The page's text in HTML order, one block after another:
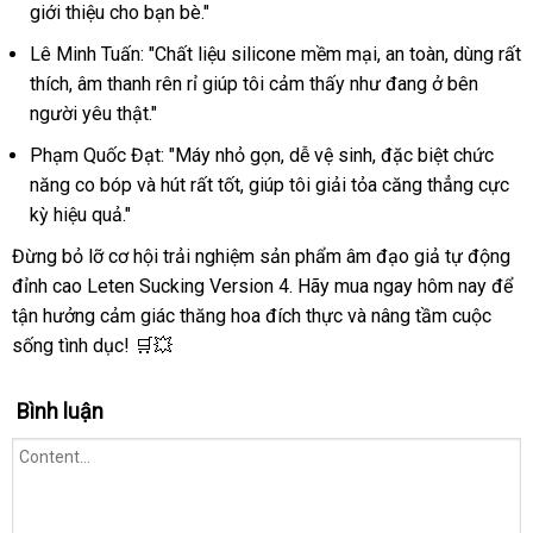
giới thiệu cho bạn bè."
Lê Minh Tuấn: "Chất liệu silicone mềm mại, an toàn, dùng rất
thích, âm thanh rên rỉ giúp tôi cảm thấy như đang ở bên
người yêu thật."
Phạm Quốc Đạt: "Máy nhỏ gọn, dễ vệ sinh, đặc biệt chức
năng co bóp và hút rất tốt, giúp tôi giải tỏa căng thẳng cực
kỳ hiệu quả."
Đừng bỏ lỡ cơ hội trải nghiệm sản phẩm âm đạo giả tự động
đỉnh cao Leten Sucking Version 4. Hãy mua ngay hôm nay để
tận hưởng cảm giác thăng hoa đích thực và nâng tầm cuộc
sống tình dục! 🛒💥
Bình luận